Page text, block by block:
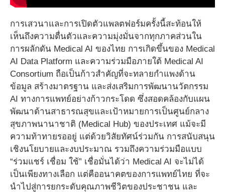
การเสวนาและการเปิดตัวแพลตฟอร์มครั้งนี้สะท้อนให้
เห็นถึงความตื่นตัวและความมุ่งมั่นจากทุกภาคส่วนใน
การผลักดัน Medical AI ของไทย การเกิดขึ้นของ Medical
AI Data Platform และความร่วมมือภายใต้ Medical AI
Consortium ถือเป็นก้าวสำคัญที่จะทลายกำแพงด้าน
ข้อมูล สร้างมาตรฐาน และส่งเสริมการพัฒนานวัตกรรม
AI ทางการแพทย์อย่างก้าวกระโดด ซึ่งสอดคล้องกับแผน
พัฒนาด้านสาธารณสุขและเป้าหมายการเป็นศูนย์กลาง
สุขภาพนานาชาติ (Medical Hub) ของประเทศ แม้จะมี
ความท้าทายรออยู่ แต่ด้วยวิสัยทัศน์ร่วมกัน การสนับสนุน
เชิงนโยบายและงบประมาณ รวมถึงความร่วมมือแบบ
“ร่วมแชร์ เชื่อม ใช้” เชื่อมั่นได้ว่า Medical AI จะไม่ได้
เป็นเพียงทางเลือก แต่คืออนาคตของการแพทย์ไทย ที่จะ
นำไปสู่การยกระดับคุณภาพชีวิตของประชาชน และ